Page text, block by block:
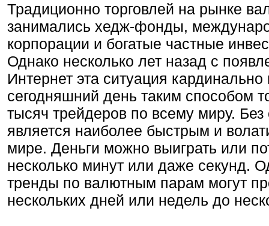
Традиционно торговлей на рынке
занимались хедж-фонды,
корпорации и богатые частные
Однако несколько лет назад с
Интернет эта ситуация
сегодняшний день таким способом
тысяч трейдеров по всему миру.
является наиболее быстрым и
мире. Деньги можно выиграть или
несколько минут или даже секунд.
тренды по валютным парам могут
нескольких дней или недель до